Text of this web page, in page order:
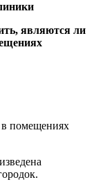
являются ли
в помещениях